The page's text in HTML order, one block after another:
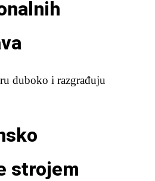
duboko i razgrađuju
strojem